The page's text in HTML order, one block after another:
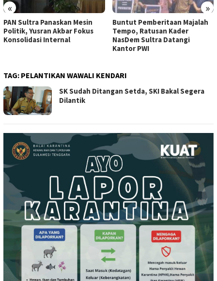
« »
PAN Sultra Panaskan Mesin
Politik, Yusran Akbar Fokus
Konsolidasi Internal
Buntut Pemberitaan Majalah
Tempo, Ratusan Kader
NasDem Sultra Datangi
Kantor PWI
TAG: PELANTIKAN WAWALI KENDARI
SK Sudah Ditangan Setda, SKI Bakal Segera
Dilantik